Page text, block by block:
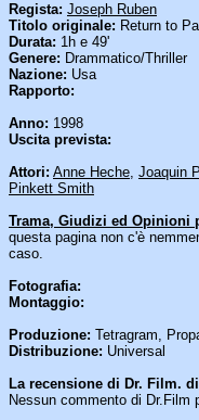
Regista: Joseph Ruben
Titolo originale: Return to
Durata: 1h e 49'
Genere: Drammatico/Thriller
Nazione: Usa
Rapporto:
Anno: 1998
Uscita prevista:
Attori: Anne Heche, Joaquin
Pinkett Smith
Trama, Giudizi ed Opinioni
questa pagina non c'è
caso.
Fotografia:
Montaggio:
Produzione: Tetragram,
Distribuzione: Universal
La recensione di Dr. Film.
Nessun commento di Dr.Film